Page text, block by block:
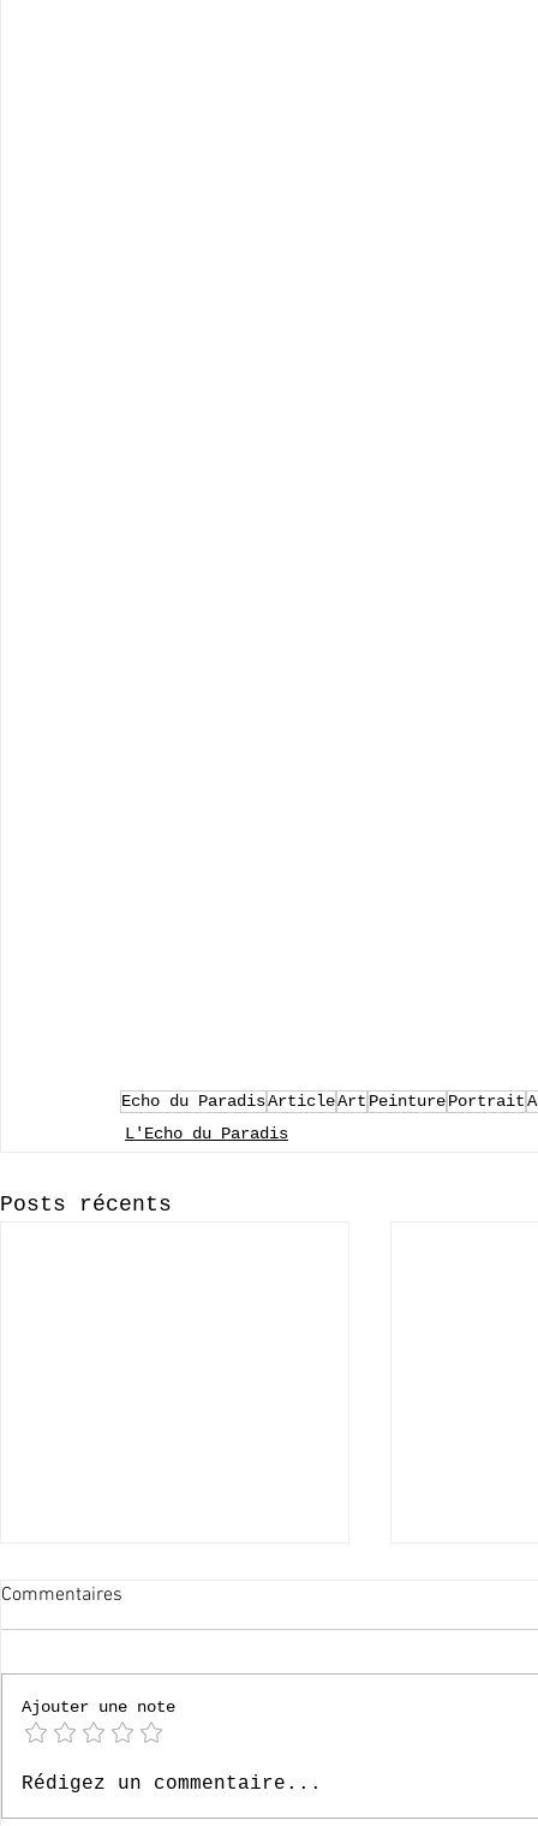
Echo du ParadisArticleArt PeinturePortrait
L'Echo du Paradis
Posts récents
60x merci !
Commentaires
Ajouter une note
Rédigez un commentaire...